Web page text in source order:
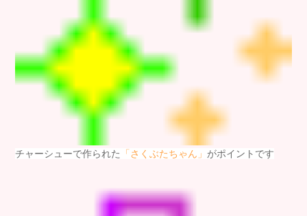
チャーシューで作られた 「さくぶたちゃん」 がポイントです